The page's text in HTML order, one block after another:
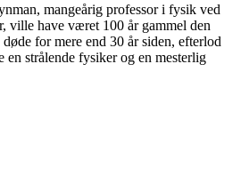
mangeårig professor i fysik ved
ville have været 100 år gammel den
for mere end 30 år siden, efterlod
en strålende fysiker og en mesterlig